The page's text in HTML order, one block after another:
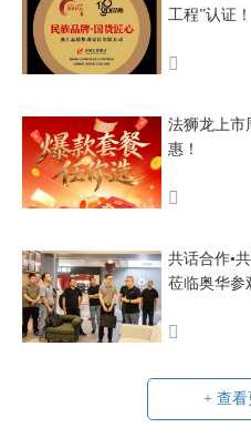
工程”认证！
法狮龙上市
惠！
共话合作•
莅临奥华参
+ 查看